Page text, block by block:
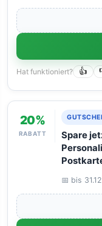
Hat funktioniert? 👍
20%
RABATT
Spare
📅 bis